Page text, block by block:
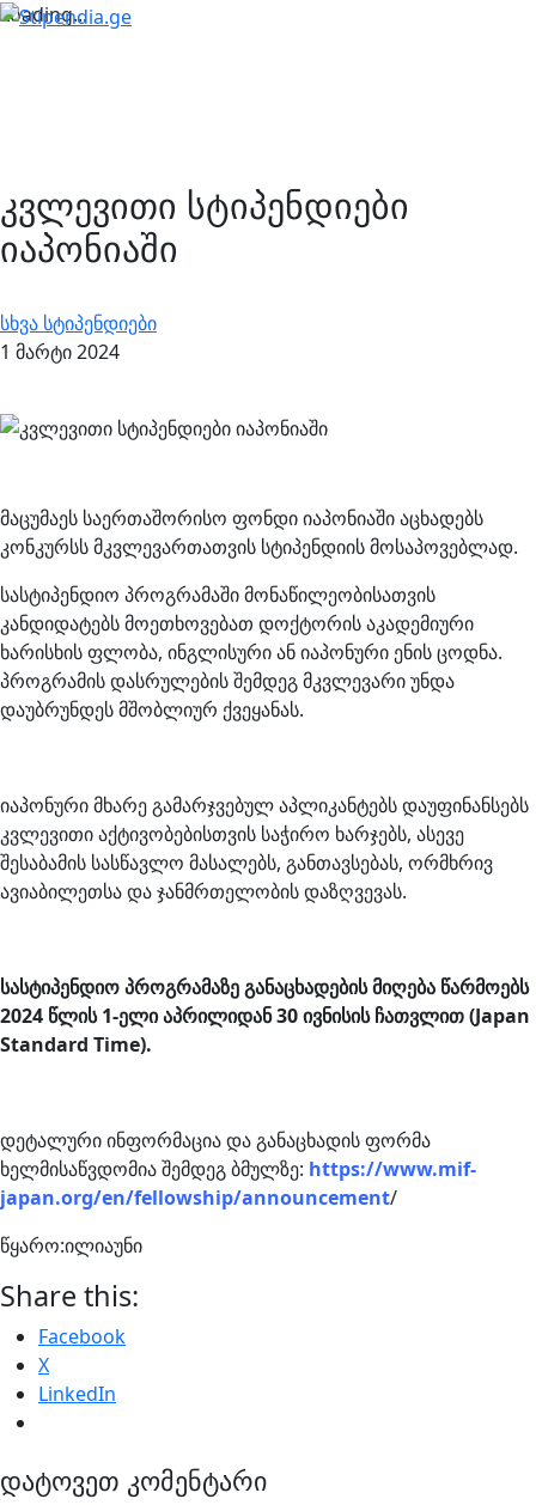
Loading...
კვლევითი სტიპენდიები
იაპონიაში
სხვა სტიპენდიები
1 მარტი 2024
მაცუმაეს საერთაშორისო ფონდი იაპონიაში აცხადებს
კონკურსს მკვლევართათვის სტიპენდიის მოსაპოვებლად.
სასტიპენდიო პროგრამაში მონაწილეობისათვის
კანდიდატებს მოეთხოვებათ დოქტორის აკადემიური
ხარისხის ფლობა, ინგლისური ან იაპონური ენის ცოდნა.
პროგრამის დასრულების შემდეგ მკვლევარი უნდა
დაუბრუნდეს მშობლიურ ქვეყანას.
იაპონური მხარე გამარჯვებულ აპლიკანტებს დაუფინანსებს
კვლევითი აქტივობებისთვის საჭირო ხარჯებს, ასევე
შესაბამის სასწავლო მასალებს, განთავსებას, ორმხრივ
ავიაბილეთსა და ჯანმრთელობის დაზღვევას.
სასტიპენდიო პროგრამაზე განაცხადების მიღება წარმოებს
2024 წლის 1-ელი აპრილიდან 30 ივნისის ჩათვლით (Japan
Standard Time).
დეტალური ინფორმაცია და განაცხადის ფორმა
ხელმისაწვდომია შემდეგ ბმულზე: https://www.mif-
japan.org/en/fellowship/announcement/
წყარო:ილიაუნი
Share this:
Facebook
X
LinkedIn
დატოვეთ კომენტარი